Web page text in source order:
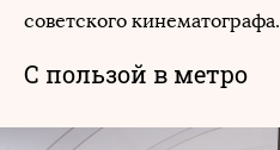
советского кинематографа.
С пользой в метро